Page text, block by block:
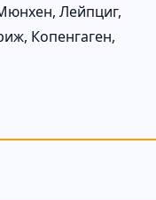
Лейпциг,
Копенгаген,